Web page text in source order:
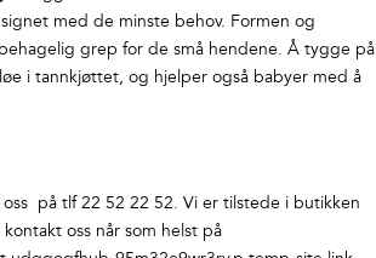
med de minste behov. Formen og
grep for de små hendene. Å tygge på
i tannkjøttet, og hjelper også babyer med å
på tlf 22 52 22 52. Vi er tilstede i butikken
oss når som helst på